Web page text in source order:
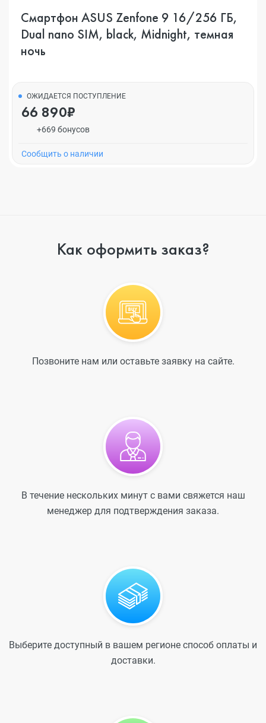
Смартфон ASUS Zenfone 9 16/256 ГБ,
Dual nano SIM, black, Midnight, темная
ночь
ОЖИДАЕТСЯ ПОСТУПЛЕНИЕ
66 890₽
+669 бонусов
Cообщить о наличии
Как оформить заказ?
Позвоните нам или оставьте заявку на сайте.
В течение нескольких минут с вами свяжется наш
менеджер для подтверждения заказа.
Выберите доступный в вашем регионе способ оплаты и
доставки.